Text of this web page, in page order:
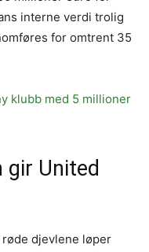
interne verdi trolig
for omtrent 35
klubb med 5 millioner
gir United
djevlene løper